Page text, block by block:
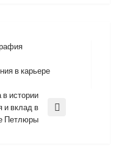
в карьере
истории
и вклад в
Петлюры